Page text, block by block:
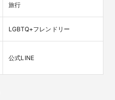
旅行
LGBTQ+フレンドリー
公式LINE